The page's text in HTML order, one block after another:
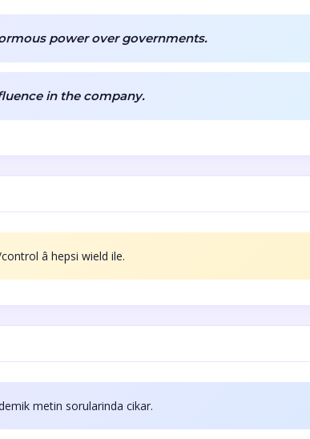
power over governments.
in the company.
â hepsi wield ile.
metin sorularinda cikar.